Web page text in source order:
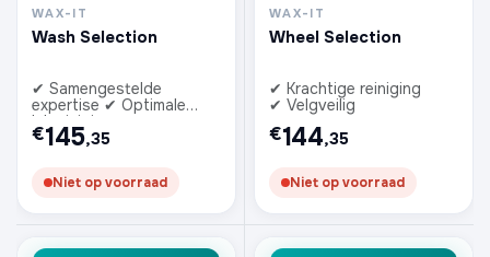
WAX-IT
Wash Selection
✔ Samengestelde
expertise ✔ Optimale
lakreiniging
€145,35
Niet op voorraad
WAX-IT
Wheel Selection
✔ Krachtige reiniging
✔ Velgveilig
€144,35
Niet op voorraad